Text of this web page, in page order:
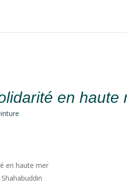
en haute
en haute mer